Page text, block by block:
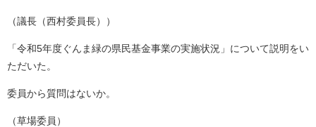
（議長（西村委員長））
「令和5年度ぐんま緑の県民基金事業の実施状況」について説明をい
ただいた。
委員から質問はないか。
（草場委員）